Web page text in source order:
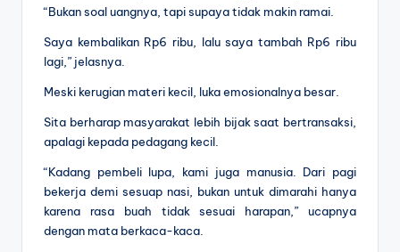
“Bukan soal uangnya, tapi supaya tidak makin ramai.
Saya kembalikan Rp6 ribu, lalu saya tambah Rp6 ribu
lagi,” jelasnya.
Meski kerugian materi kecil, luka emosionalnya besar.
Sita berharap masyarakat lebih bijak saat bertransaksi,
apalagi kepada pedagang kecil.
“Kadang pembeli lupa, kami juga manusia. Dari pagi
bekerja demi sesuap nasi, bukan untuk dimarahi hanya
karena rasa buah tidak sesuai harapan,” ucapnya
dengan mata berkaca-kaca.